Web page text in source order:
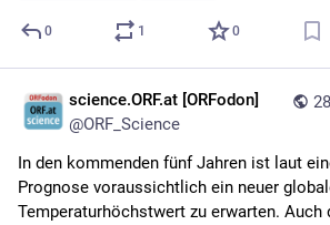
0 1 0
science.ORF.at [ORFodon]
@ORF_Science
In den kommenden fünf Jahren ist laut
Prognose voraussichtlich ein neuer
Temperaturhöchstwert zu erwarten. Auch